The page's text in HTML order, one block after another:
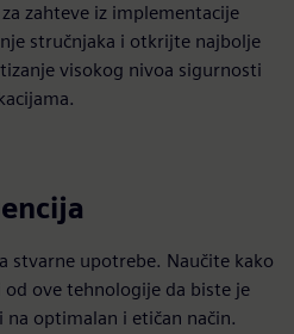
zahteve iz implementacije
stručnjaka i otkrijte najbolje
visokog nivoa sigurnosti
stvarne upotrebe. Naučite kako
ove tehnologije da biste je
optimalan i etičan način.